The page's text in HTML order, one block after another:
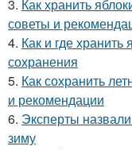
3. Как хранить
советы и
4. Как и где хранить
сохранения
5. Как сохранить
и рекомендации
6. Эксперты
зиму